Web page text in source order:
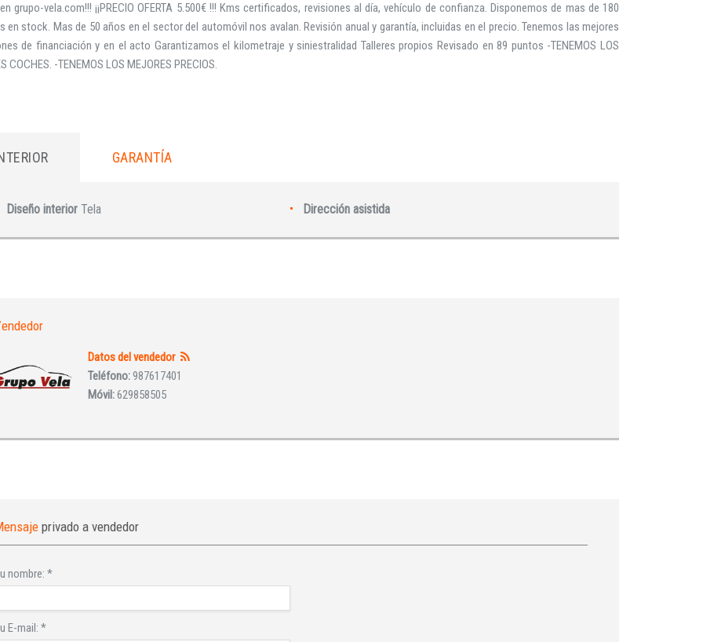
grupo-vela.com!!! ¡¡PRECIO OFERTA 5.500€ !!! Kms certificados, revisiones al día, vehículo de confianza. Disponemos de mas de 180
en stock. Mas de 50 años en el sector del automóvil nos avalan. Revisión anual y garantía, incluidas en el precio. Tenemos las mejores
de financiación y en el acto Garantizamos el kilometraje y siniestralidad Talleres propios Revisado en 89 puntos -TENEMOS LOS
COCHES. -TENEMOS LOS MEJORES PRECIOS.
GARANTÍA
Diseño interior Tela Dirección asistida
Datos del vendedor
Teléfono:987617401
Móvil:629858505
privado a vendedor
nombre: *
E-mail: *